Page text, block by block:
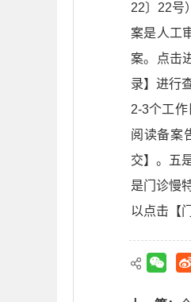
22〕22号
案是人工
案。点击
录】进行
2-3个工
阅读备案
交】。五
是门诊慢
以点击【